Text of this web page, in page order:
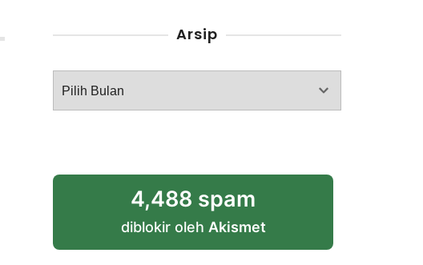
Arsip
Arsip
4,488 spam
diblokir oleh Akismet